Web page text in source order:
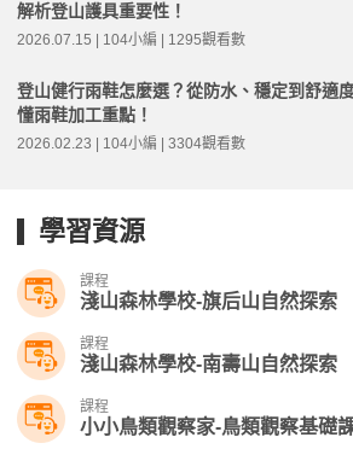
解析登山護具重要性！
2026.07.15 | 104小編 | 1295觀看數
登山健行雨鞋怎麼選？從防水、穩定到舒適
懂雨鞋加工重點！
2026.02.23 | 104小編 | 3304觀看數
學習資源
課程
淺山森林學校-旗后山自然探索
課程
淺山森林學校-南壽山自然探索
課程
小小鳥類觀察家-鳥類觀察基礎